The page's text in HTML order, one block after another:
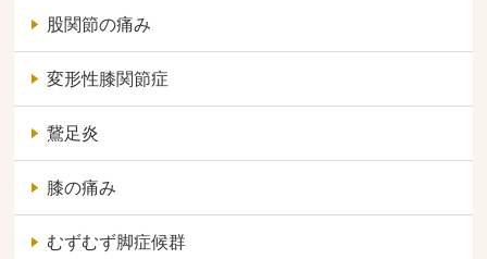
股関節の痛み
変形性膝関節症
鵞足炎
膝の痛み
むずむず脚症候群